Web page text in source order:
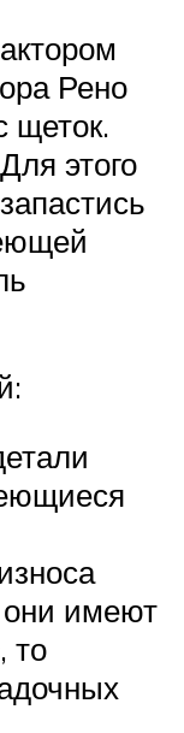
Рено
щеток.
этого
имеют
то